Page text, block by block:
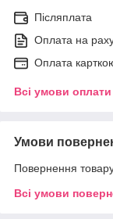
Післяплата
Оплата на
Оплата
Всі умови оплати
Умови
Повернення
Всі умови